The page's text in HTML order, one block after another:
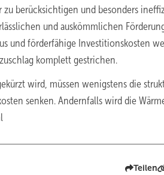
zu berücksichtigen und besonders
und auskömmlichen
und förderfähige Investitionskosten
komplett gestrichen.
wird, müssen wenigstens die
senken. Andernfalls wird die
Teilen